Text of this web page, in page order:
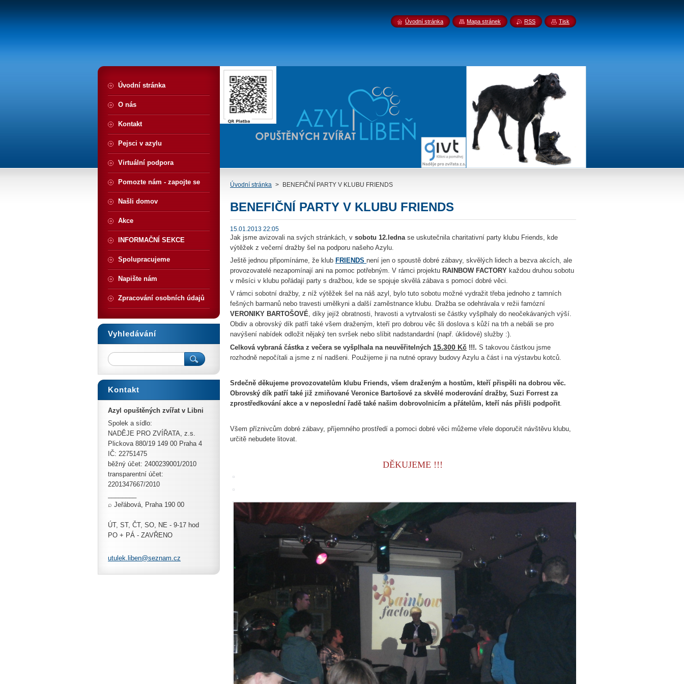
Úvodní stránka > BENEFIČNÍ PARTY V KLUBU FRIENDS
BENEFIČNÍ PARTY V KLUBU FRIENDS
15.01.2013 22:05
Jak jsme avizovali na svých stránkách, v sobotu 12.lednase uskutečnila charitativní party klubu Friends, kde
výtěžek z večerní dražby šel na podporu našeho Azylu.
Ještě jednou připomínáme, že klub FRIENDS není jen o spoustě dobré zábavy, skvělých lidech a bezva akcích, ale
provozovatelé nezapomínají ani na pomoc potřebným. V rámci projektu RAINBOW FACTORY každou druhou sobotu
v měsíci v klubu pořádají party s dražbou, kde se spojuje skvělá zábava s pomocí dobré věci.
V rámci sobotní dražby, z níž výtěžek šel na náš azyl, bylo tuto sobotu možné vydražit třeba jednoho z tamních
fešných barmanů nebo travesti umělkyni a další zaměstnance klubu. Dražba se odehrávala v režii famózní
VERONIKY BARTOŠOVÉ, díky jejíž obratnosti, hravosti a vytrvalosti se částky vyšplhaly do neočekávaných výší.
Obdiv a obrovský dík patří také všem draženým, kteří pro dobrou věc šli doslova s kůží na trh a nebáli se pro
navýšení nabídek odložit nějaký ten svršek nebo slíbit nadstandardní (např. úklidové) služby :).
Celková vybraná částka z večera se vyšplhala na neuvěřitelných 15.300 Kč !!!. S takovou částkou jsme
rozhodně nepočítali a jsme z ní nadšeni. Použijeme ji na nutné opravy budovy Azylu a část i na výstavbu kotců.
Srdečně děkujeme provozovatelům klubu Friends, všem draženým a hostům, kteří přispěli na dobrou věc.
Obrovský dík patří také již zmiňované Veronice Bartošové za skvělé moderování dražby, Suzi Forrest za
zprostředkování akce a v neposlední řadě také našim dobrovolnicím a přátelům, kteří nás přišli podpořit.
Všem příznivcům dobré zábavy, příjemného prostředí a pomoci dobré věci můžeme vřele doporučit návštěvu klubu,
určitě nebudete litovat.
DĚKUJEME !!!
Úvodní stránka
O nás
Kontakt
Pejsci v azylu
Virtuální podpora
Pomozte nám - zapojte se
Našli domov
Akce
INFORMAČNÍ SEKCE
Spolupracujeme
Napište nám
Zpracování osobních údajů
Vyhledávání
Kontakt
Azyl opuštěných zvířat v Libni
Spolek a sídlo:
NADĚJE PRO ZVÍŘATA, z.s.
Plickova 880/19 149 00 Praha 4
IČ: 22751475
běžný účet: 2400239001/2010
transparentní účet:
2201347667/2010
⌕ Jeřábová, Praha 190 00
ÚT, ST, ČT, SO, NE - 9-17 hod
PO + PÁ - ZAVŘENO
utulek.l iben@seznam.cz
Úvodní stránka Mapa stránek RSS Tisk